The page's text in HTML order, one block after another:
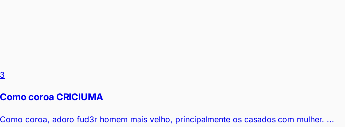
3
Como coroa CRICIUMA
Como coroa, adoro fud3r homem mais velho, principalmente os casados com mulher. ...